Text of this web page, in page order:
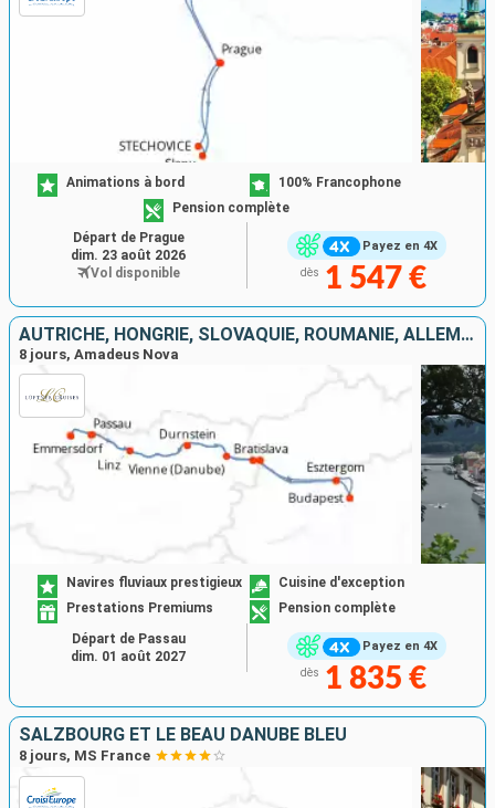
Payez en 4X
Animations à bord
100% Francophone
Pension complète
dès 1 547 €
Départ de Prague
dim. 23 août 2026
Vol disponible
AUTRICHE, HONGRIE, SLOVAQUIE, ROUMANIE, ALLEMAGNE
8 jours, Amadeus Nova
Payez en 4X
Navires fluviaux prestigieux
Cuisine d'exception
Prestations Premiums
Pension complète
dès 1 835 €
Départ de Passau
dim. 01 août 2027
SALZBOURG ET LE BEAU DANUBE BLEU
8 jours, MS France